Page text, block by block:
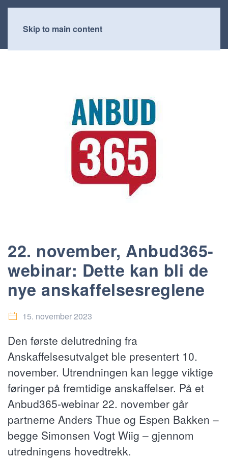
Skip to main content
22. november, Anbud365-
webinar: Dette kan bli de
nye anskaffelsesreglene
15. november 2023
Den første delutredning fra
Anskaffelsesutvalget ble presentert 10.
november. Utrendningen kan legge viktige
føringer på fremtidige anskaffelser. På et
Anbud365-webinar 22. november går
partnerne Anders Thue og Espen Bakken –
begge Simonsen Vogt Wiig – gjennom
utredningens hovedtrekk.